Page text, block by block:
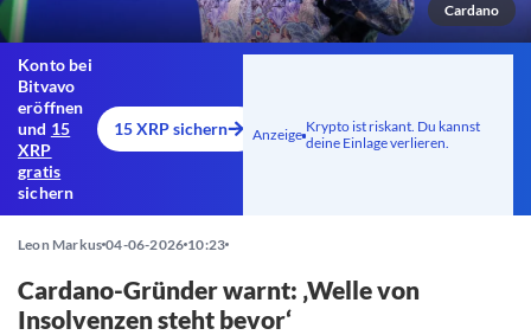
Cardano
Konto bei
Bitvavo
eröffnen
und 15
XRP
gratis
sichern
15 XRP sichern Anzeige Krypto ist riskant. Du kannst
deine Einlage verlieren.
Leon Markus 04-06-2026 10:23
Cardano-Gründer warnt: ‚Welle von
Insolvenzen steht bevor‘